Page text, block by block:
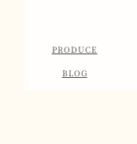
PRODUCE
BLOG